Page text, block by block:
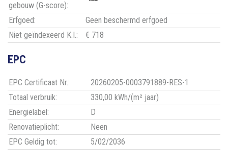
gebouw (G-score):
Erfgoed:
Geen beschermd erfgoed
Niet geïndexeerd K.I.:
€ 718
EPC
EPC Certificaat Nr.:
20260205-0003791889-RES-1
Totaal verbruik:
330,00 kWh/(m² jaar)
Energielabel:
D
Renovatieplicht:
Neen
EPC Geldig tot:
5/02/2036